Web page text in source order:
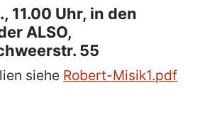
11.00 Uhr, in den
ALSO,
55
siehe Robert-Misik1.pdf